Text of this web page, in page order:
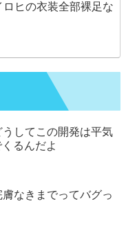
ロヒの衣装全部裸足な
うしてこの開発は平気
るんだよ
膚なきまでってバグっ